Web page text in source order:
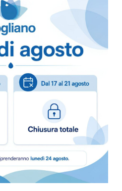
Come ordinare?
Puoi ordinare chiamando al
info@bogliano.it
Per ogni informazione